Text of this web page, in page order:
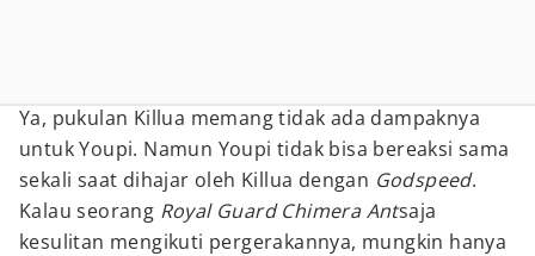
Ya, pukulan Killua memang tidak ada dampaknya
untuk Youpi. Namun Youpi tidak bisa bereaksi sama
sekali saat dihajar oleh Killua dengan Godspeed.
Kalau seorang Royal Guard Chimera Antsaja
kesulitan mengikuti pergerakannya, mungkin hanya